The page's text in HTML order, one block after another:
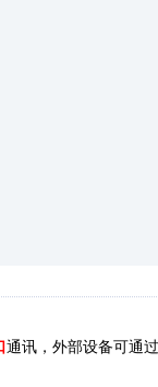
通讯 ，外部设备可通